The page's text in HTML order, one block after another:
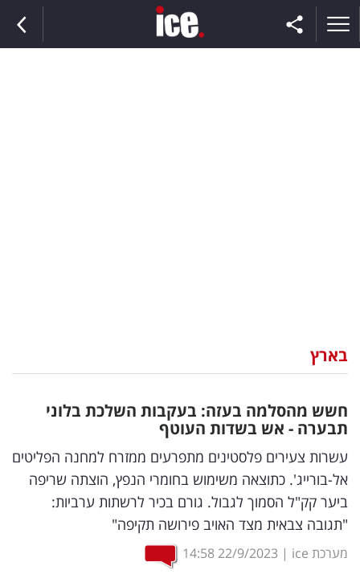
וצרכנות
דיגיטל
וטק
שיווק
ופרסום
משפט
בארץ
חשש מהסלמה בעזה: בעקבות השלכת בלוני
תבערה - אש בשדות העוטף
עשרות צעירים פלסטינים מתפרעים ממזרח למחנה הפליטים
אל-בורייג'. כתוצאה משימוש בחומרי הנפץ, הוצתה שריפה
ביער קק"ל הסמוך לגבול. גורם בכיר לרשתות ערביות:
"תגובה צבאית מצד האויב פירושה תקיפה"
מערכת ice |
22/9/2023
14:58